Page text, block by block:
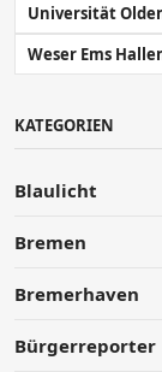
Universität
Weser Ems
KATEGORIEN
Blaulicht
Bremen
Bremerhaven
Bürgerreporter